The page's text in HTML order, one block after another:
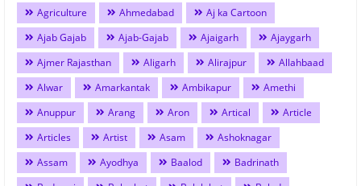
Agriculture
Ahmedabad
Aj ka Cartoon
Ajab Gajab
Ajab-Gajab Ajaigarh
Ajaygarh
Ajmer Rajasthan
Aligarh Alirajpur
Allahbaad
Alwar
Amarkantak Ambikapur
Amethi
Anuppur
Arang Aron Artical
Article
Articles
Artist Asam
Ashoknagar
Assam
Ayodhya Baalod
Badrinath